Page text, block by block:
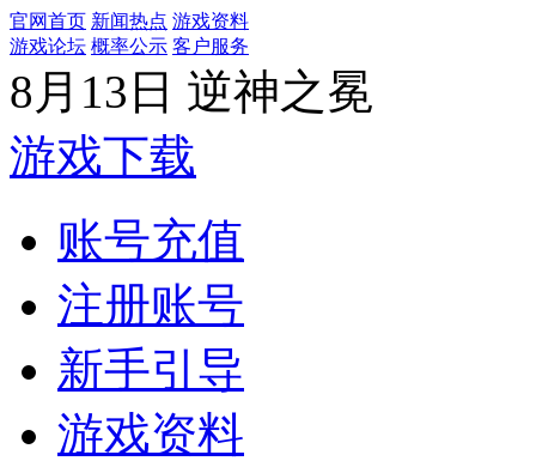
官网首页 新闻热点 游戏资料
游戏论坛 概率公示 客户服务
8月13日 逆神之冕
游戏下载
账号充值
注册账号
新手引导
游戏资料